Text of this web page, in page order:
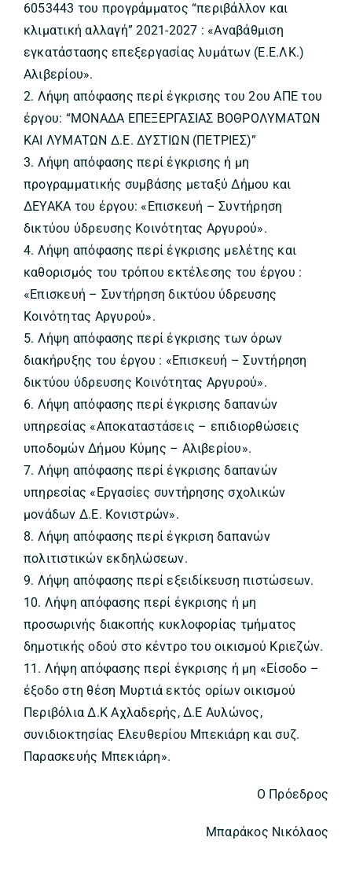
6053443 του προγράμματος “περιβάλλον και
κλιματική αλλαγή” 2021-2027 : «Αναβάθμιση
εγκατάστασης επεξεργασίας λυμάτων (Ε.Ε.ΛΚ.)
Αλιβερίου».
2. Λήψη απόφασης περί έγκρισης του 2ου ΑΠΕ του
έργου: “ΜΟΝΑΔΑ ΕΠΕΞΕΡΓΑΣΙΑΣ ΒΟΘΡΟΛΥΜΑΤΩΝ
ΚΑΙ ΛΥΜΑΤΩΝ Δ.Ε. ΔΥΣΤΙΩΝ (ΠΕΤΡΙΕΣ)”
3. Λήψη απόφασης περί έγκρισης ή μη
προγραμματικής συμβάσης μεταξύ Δήμου και
ΔΕΥΑΚΑ του έργου: «Επισκευή – Συντήρηση
δικτύου ύδρευσης Κοινότητας Αργυρού».
4. Λήψη απόφασης περί έγκρισης μελέτης και
καθορισμός του τρόπου εκτέλεσης του έργου :
«Επισκευή – Συντήρηση δικτύου ύδρευσης
Κοινότητας Αργυρού».
5. Λήψη απόφασης περί έγκρισης των όρων
διακήρυξης του έργου : «Επισκευή – Συντήρηση
δικτύου ύδρευσης Κοινότητας Αργυρού».
6. Λήψη απόφασης περί έγκρισης δαπανών
υπηρεσίας «Αποκαταστάσεις – επιδιορθώσεις
υποδομών Δήμου Κύμης – Αλιβερίου».
7. Λήψη απόφασης περί έγκρισης δαπανών
υπηρεσίας «Εργασίες συντήρησης σχολικών
μονάδων Δ.Ε. Κονιστρών».
8. Λήψη απόφασης περί έγκριση δαπανών
πολιτιστικών εκδηλώσεων.
9. Λήψη απόφασης περί εξειδίκευση πιστώσεων.
10. Λήψη απόφασης περί έγκρισης ή μη
προσωρινής διακοπής κυκλοφορίας τμήματος
δημοτικής οδού στο κέντρο του οικισμού Κριεζών.
11. Λήψη απόφασης περί έγκρισης ή μη «Είσοδο –
έξοδο στη θέση Μυρτιά εκτός ορίων οικισμού
Περιβόλια Δ.Κ Αχλαδερής, Δ.Ε Αυλώνος,
συνιδιοκτησίας Ελευθερίου Μπεκιάρη και συζ.
Παρασκευής Μπεκιάρη».
Ο Πρόεδρος
Μπαράκος Νικόλαος